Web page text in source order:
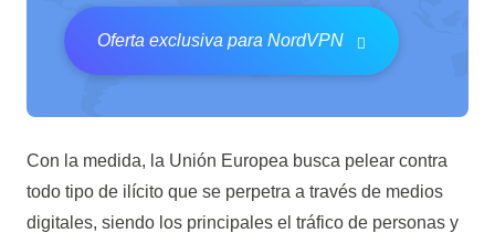
Oferta exclusiva para NordVPN
Con la medida, la Unión Europea busca pelear contra
todo tipo de ilícito que se perpetra a través de medios
digitales, siendo los principales el tráfico de personas y